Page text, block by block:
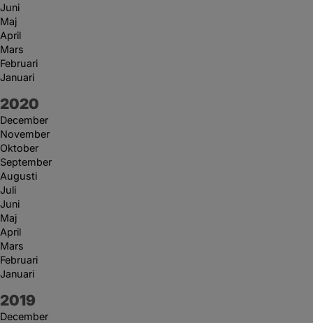
Juni
Maj
April
Mars
Februari
Januari
År:
2020
December
November
Oktober
September
Augusti
Juli
Juni
Maj
April
Mars
Februari
Januari
År:
2019
December